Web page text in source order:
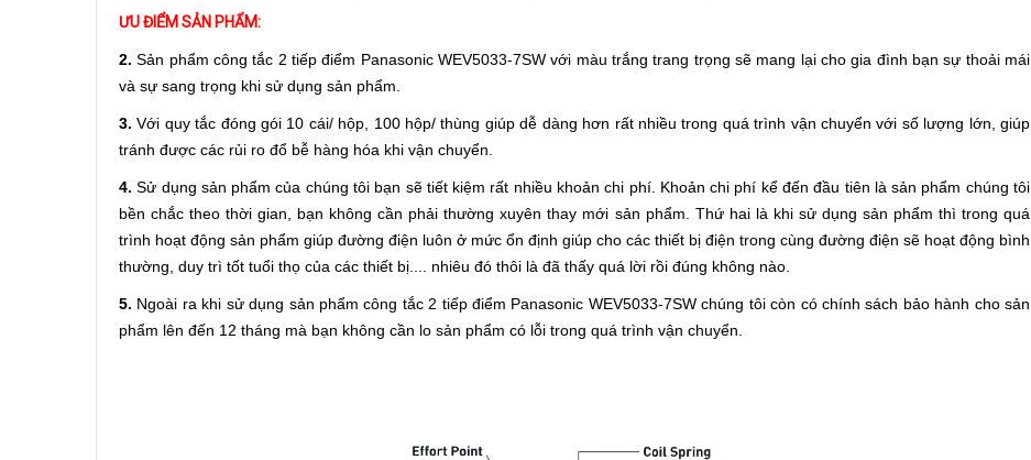
ƯU ĐIỂM SẢN PHẨM:
2.Sản phẩm công tắc 2 tiếp điểm Panasonic WEV5033-7SW với màu trắng trang trọng sẽ mang lại cho gia đình bạn sự thoải mái
và sự sang trọng khi sử dụng sản phẩm.
3.Với quy tắc đóng gói 10 cái/ hộp, 100 hộp/ thùng giúp dễ dàng hơn rất nhiều trong quá trình vận chuyển với số lượng lớn, giúp
tránh được các rủi ro đổ bễ hàng hóa khi vận chuyển.
4.Sử dụng sản phẩm của chúng tôi bạn sẽ tiết kiệm rất nhiều khoản chi phí. Khoản chi phí kể đến đầu tiên là sản phẩm chúng tôi
bền chắc theo thời gian, bạn không cần phải thường xuyên thay mới sản phẩm. Thứ hai là khi sử dụng sản phẩm thì trong quá
trình hoạt động sản phẩm giúp đường điện luôn ở mức ổn định giúp cho các thiết bị điện trong cùng đường điện sẽ hoạt động bình
thường, duy trì tốt tuổi thọ của các thiết bị.... nhiêu đó thôi là đã thấy quá lời rồi đúng không nào.
5. Ngoài ra khi sử dụng sản phẩm công tắc 2 tiếp điểm Panasonic WEV5033-7SW chúng tôi còn có chính sách bảo hành cho sản
phẩm lên đến 12 tháng mà bạn không cần lo sản phẩm có lỗi trong quá trình vận chuyển.